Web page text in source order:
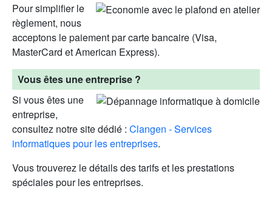
Pour simplifier le
règlement, nous
acceptons le paiement par carte bancaire (Visa,
MasterCard et American Express).
Vous êtes une entreprise ?
Si vous êtes une
entreprise,
consultez notre site dédié : Clangen - Services
informatiques pour les entreprises.
Vous trouverez le détails des tarifs et les prestations
spéciales pour les entreprises.